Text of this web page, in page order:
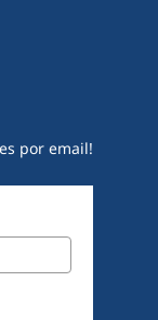
por email!